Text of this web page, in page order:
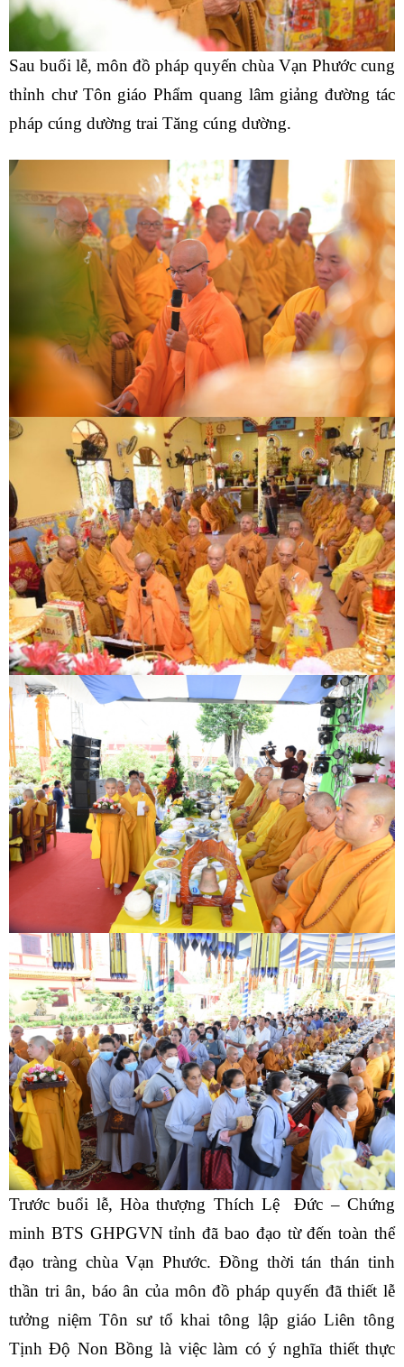
Sau buổi lễ, môn đồ pháp quyến chùa Vạn Phước cung
thỉnh chư Tôn giáo Phẩm quang lâm giảng đường tác
pháp cúng dường trai Tăng cúng dường.
Trước buổi lễ, Hòa thượng Thích Lệ Đức – Chứng
minh BTS GHPGVN tỉnh đã bao đạo từ đến toàn thể
đạo tràng chùa Vạn Phước. Đồng thời tán thán tinh
thần tri ân, báo ân của môn đồ pháp quyến đã thiết lễ
tưởng niệm Tôn sư tổ khai tông lập giáo Liên tông
Tịnh Độ Non Bồng là việc làm có ý nghĩa thiết thực